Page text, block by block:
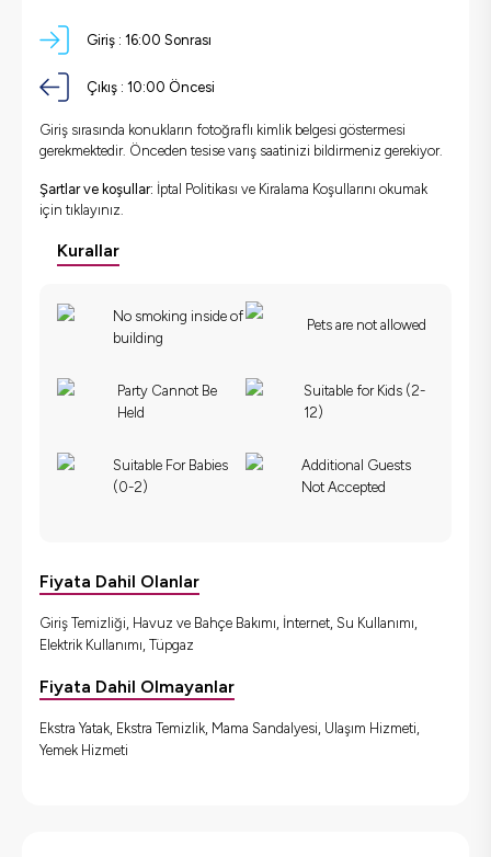
Giriş : 16:00 Sonrası
Çıkış : 10:00 Öncesi
Giriş sırasında konukların fotoğraflı kimlik belgesi göstermesi
gerekmektedir. Önceden tesise varış saatinizi bildirmeniz gerekiyor.
Şartlar ve koşullar: İptal Politikası ve Kiralama Koşullarını okumak
için tıklayınız.
Kurallar
No smoking inside of
building
Pets are not allowed
Party Cannot Be
Held
Suitable for Kids (2-
12)
Suitable For Babies
(0-2)
Additional Guests
Not Accepted
Fiyata Dahil Olanlar
Giriş Temizliği, Havuz ve Bahçe Bakımı, İnternet, Su Kullanımı,
Elektrik Kullanımı, Tüpgaz
Fiyata Dahil Olmayanlar
Ekstra Yatak, Ekstra Temizlik, Mama Sandalyesi, Ulaşım Hizmeti,
Yemek Hizmeti